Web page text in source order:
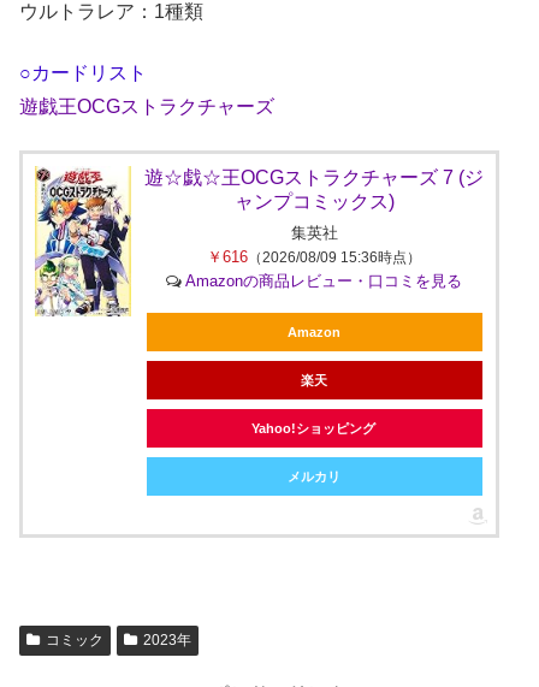
ウルトラレア：1種類
○カードリスト
遊戯王OCGストラクチャーズ
遊☆戯☆王OCGストラクチャーズ 7 (ジ
ャンプコミックス)
集英社
￥616 （2026/08/09 15:36時点）
Amazonの商品レビュー・口コミを見る
Amazon
楽天
Yahoo!ショッピング
メルカリ
コミック 2023年